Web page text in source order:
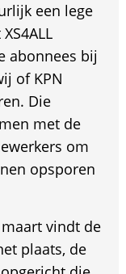
een lege
abonnees bij
of KPN
Die
met de
om
opsporen
vindt de
plaats, de